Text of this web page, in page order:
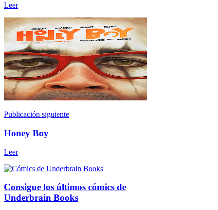
Leer
Publicación siguiente
Honey Boy
Leer
Consigue los últimos cómics de
Underbrain Books